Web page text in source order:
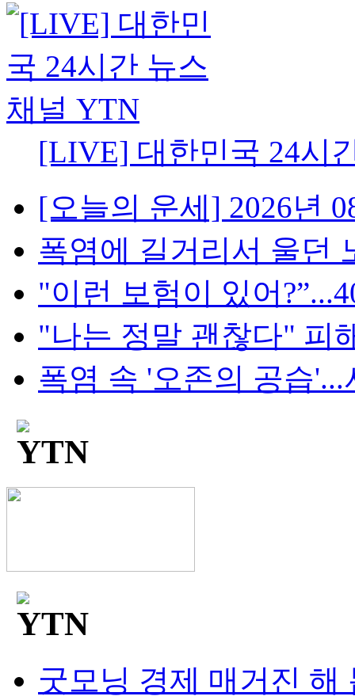
[LIVE] 대한민국 24시
[오늘의 운세] 2026년
폭염에 길거리서 울던
"이런 보험이 있어
"나는 정말 괜찮다" 피
폭염 속 '오존의 공습'...
굿모닝 경제 매거진 해